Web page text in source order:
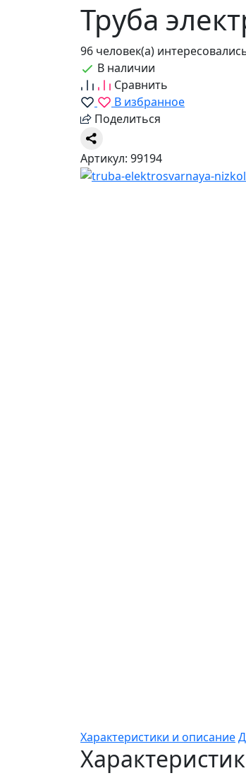
Труба
96 человек(а)
В наличии
Сравнить
В избранное
Поделиться
Артикул: 99194
Характеристики и описание